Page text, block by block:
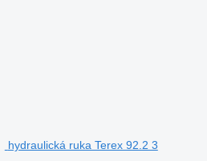
hydraulická ruka Terex 92.2 3